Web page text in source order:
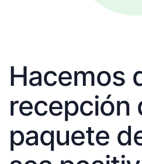
Hacemos
recepción
paquete